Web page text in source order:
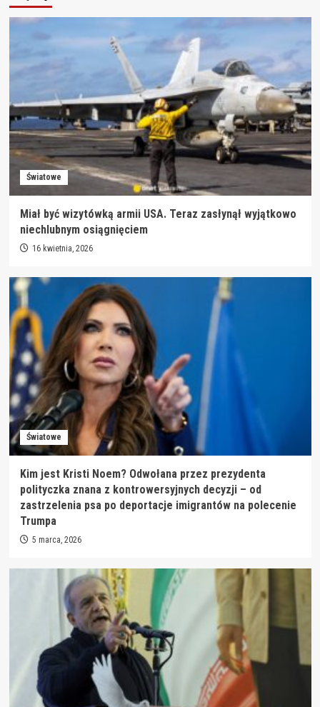
Światowe
Miał być wizytówką armii USA. Teraz zasłynął wyjątkowo
niechlubnym osiągnięciem
16 kwietnia, 2026
Światowe
Kim jest Kristi Noem? Odwołana przez prezydenta
polityczka znana z kontrowersyjnych decyzji – od
zastrzelenia psa po deportacje imigrantów na polecenie
Trumpa
5 marca, 2026